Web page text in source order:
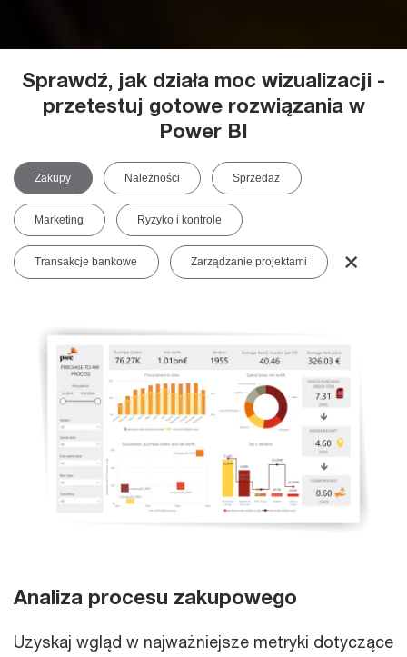
Sprawdź, jak działa moc wizualizacji -
przetestuj gotowe rozwiązania w
Power BI
Zakupy Należności Sprzedaż
Marketing Ryzyko i kontrole
Transakcje bankowe Zarządzanie projektami ˟
Analiza procesu zakupowego
Uzyskaj wgląd w najważniejsze metryki dotyczące